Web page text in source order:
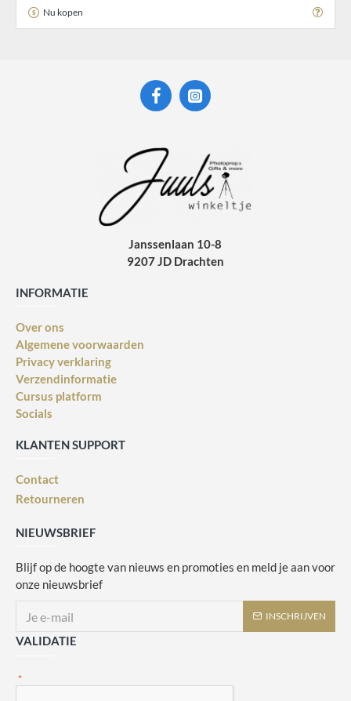
Nu kopen
Janssenlaan 10-8
9207 JD Drachten
INFORMATIE
Over ons
Algemene voorwaarden
Privacy verklaring
Verzendinformatie
Cursus platform
Socials
KLANTEN SUPPORT
Contact
Retourneren
NIEUWSBRIEF
Blijf op de hoogte van nieuws en promoties en meld je aan voor
onze nieuwsbrief
INSCHRIJVEN
VALIDATIE